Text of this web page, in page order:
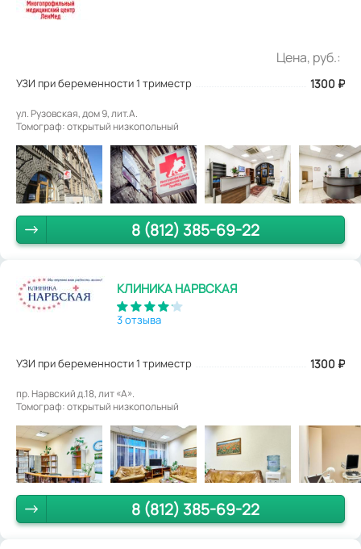
Цена, руб.:
УЗИ при беременности 1 триместр 1300 ₽
ул. Рузовская, дом 9, лит.А.
Томограф: открытый низкопольный
8 (812) 385-69-22
КЛИНИКА НАРВСКАЯ
3 отзыва
УЗИ при беременности 1 триместр 1300 ₽
пр. Нарвский д.18, лит «А».
Томограф: открытый низкопольный
8 (812) 385-69-22